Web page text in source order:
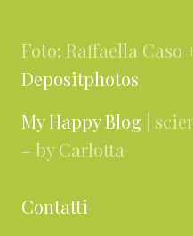
Foto: Raffaella Caso
Depositphotos
My Happy Blog |
– by Carlotta
Contatti